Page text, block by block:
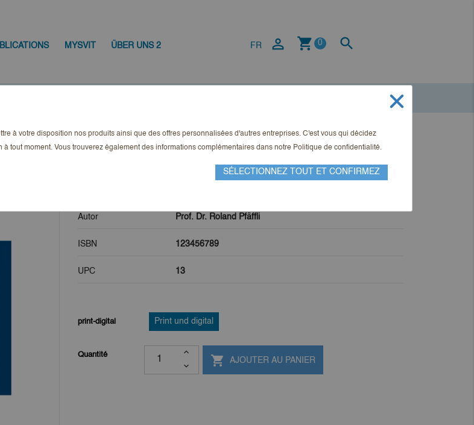
MYSVIT ÜBER UNS 2 FR  shopping_cart 0 
Aktuelles aus dem Sachenrecht – Band 3
Autor Prof. Dr. Roland Pfäffli
ISBN 123456789
UPC 13
print-digital Print und digital
Quantité  AJOUTER AU PANIER
à votre disposition nos produits ainsi que des offres personnalisées d'autres entreprises. C'est vous qui décidez
tout moment. Vous trouverez également des informations complémentaires dans notre Politique de confidentialité.
SÉLECTIONNEZ TOUT ET CONFIRMEZ